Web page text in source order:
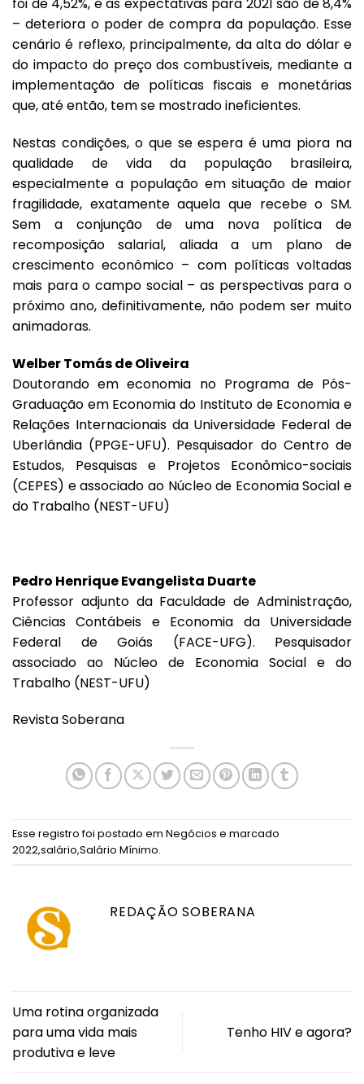
foi de 4,52%, e as expectativas para 2021 são de 8,4%
– deteriora o poder de compra da população. Esse
cenário é reflexo, principalmente, da alta do dólar e
do impacto do preço dos combustíveis, mediante a
implementação de políticas fiscais e monetárias
que, até então, tem se mostrado ineficientes.
Nestas condições, o que se espera é uma piora na
qualidade de vida da população brasileira,
especialmente a população em situação de maior
fragilidade, exatamente aquela que recebe o SM.
Sem a conjunção de uma nova política de
recomposição salarial, aliada a um plano de
crescimento econômico – com políticas voltadas
mais para o campo social – as perspectivas para o
próximo ano, definitivamente, não podem ser muito
animadoras.
Welber Tomás de Oliveira
Doutorando em economia no Programa de Pós-
Graduação em Economia do Instituto de Economia e
Relações Internacionais da Universidade Federal de
Uberlândia (PPGE-UFU). Pesquisador do Centro de
Estudos, Pesquisas e Projetos Econômico-sociais
(CEPES) e associado ao Núcleo de Economia Social e
do Trabalho (NEST-UFU)
Pedro Henrique Evangelista Duarte
Professor adjunto da Faculdade de Administração,
Ciências Contábeis e Economia da Universidade
Federal de Goiás (FACE-UFG). Pesquisador
associado ao Núcleo de Economia Social e do
Trabalho (NEST-UFU)
Revista Soberana
Esse registro foi postado em Negócios e marcado
2022,salário,Salário Mínimo.
REDAÇÃO SOBERANA
Uma rotina organizada
para uma vida mais
produtiva e leve
Tenho HIV e agora?